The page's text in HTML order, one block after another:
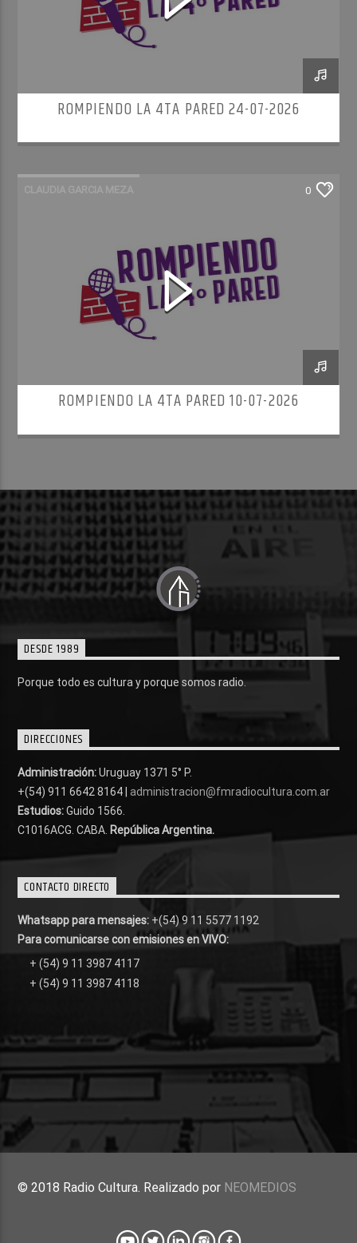
ROMPIENDO LA 4TA PARED 24-07-2026
CLAUDIA GARCIA MEZA 0
ROMPIENDO LA 4TA PARED 10-07-2026
DESDE 1989
Porque todo es cultura y porque somos radio.
DIRECCIONES
Administración:Uruguay 1371 5° P.
+(54) 911 6642 8164 | administracion@fmradiocultura.com.ar
Estudios:Guido 1566.
C1016ACG . CABA. República Argentina.
CONTACTO DIRECTO
Whatsapp para mensajes: +(54) 9 11 5577 1192
Para comunicarse con emisiones en VIVO:
+ (54) 9 11 3987 4117
+ (54) 9 11 3987 4118
© 2018 Radio Cultura. Realizado por NEOMEDIOS